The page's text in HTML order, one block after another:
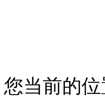
您当前的位